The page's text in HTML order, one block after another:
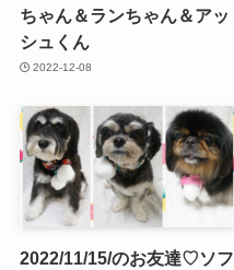
ちゃん＆ランちゃん＆アッ
シュくん
2022-12-08
2022/11/15/のお友達♡ソフ